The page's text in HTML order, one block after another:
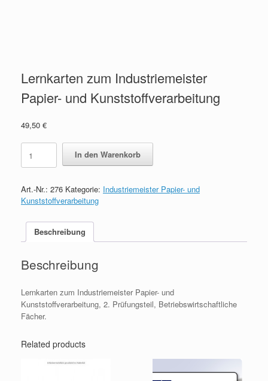
Lernkarten zum Industriemeister
Papier- und Kunststoffverarbeitung
49,50 €
Lernkarten
zum
Industriemeister
und
Kunststoffverarbeitung
In den Warenkorb
Art.-Nr.: 276 Kategorie: Industriemeister Papier- und
Kunststoffverarbeitung
Beschreibung
Beschreibung
Lernkarten zum Industriemeister Papier- und
Kunststoffverarbeitung, 2. Prüfungsteil, Betriebswirtschaftliche
Fächer.
Related products